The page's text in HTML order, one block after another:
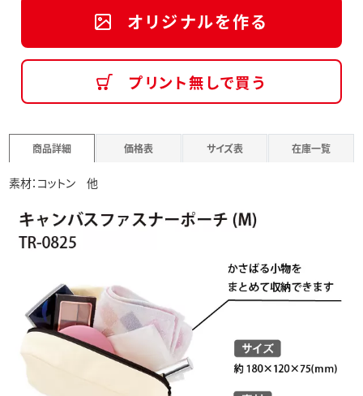
オリジナルを作る
プリント無しで買う
商品詳細 価格表 サイズ表 在庫一覧
素材：コットン 他